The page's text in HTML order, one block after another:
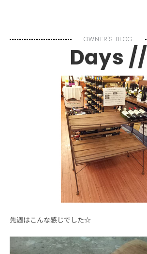
OWNER'S BLOG
Days //
先週はこんな感じでした☆